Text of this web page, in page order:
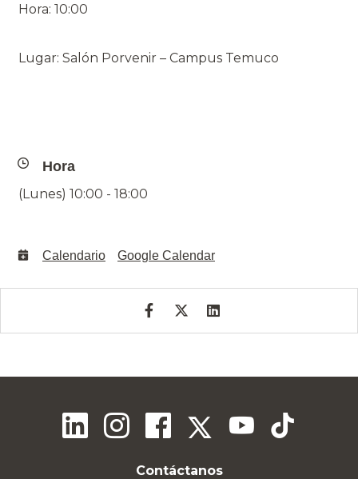
Hora: 10:00
Lugar: Salón Porvenir – Campus Temuco
Hora
(Lunes) 10:00 - 18:00
Calendario Google Calendar
Contáctanos